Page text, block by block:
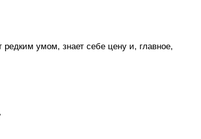
умом, знает себе цену и, главное,